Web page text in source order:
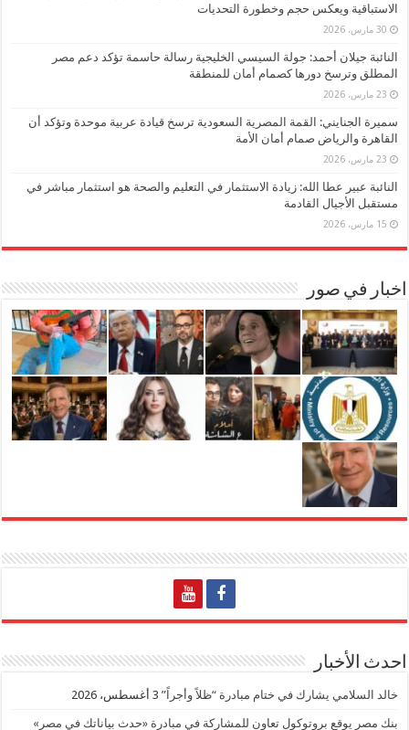
الاستباقية ويعكس حجم وخطورة التحديات
30 مارس، 2026
النائبة جيلان أحمد: جولة السيسي الخليجية رسالة حاسمة تؤكد دعم مصر
المطلق وترسخ دورها كصمام أمان للمنطقة
23 مارس، 2026
سميرة الجنايني: القمة المصرية السعودية ترسخ قيادة عربية موحدة وتؤكد أن
القاهرة والرياض صمام أمان الأمة
23 مارس، 2026
النائبة عبير عطا الله: زيادة الاستثمار في التعليم والصحة هو استثمار مباشر في
مستقبل الأجيال القادمة
15 مارس، 2026
اخبار في صور
احدث الأخبار
خالد السلامي يشارك في ختام مبادرة “ظلاً وأجراً” 3 أغسطس، 2026
بنك مصر يوقع بروتوكول تعاون للمشاركة في مبادرة «حدث بياناتك في مصر»